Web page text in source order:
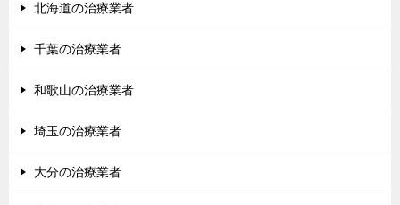
北海道の治療業者
千葉の治療業者
和歌山の治療業者
埼玉の治療業者
大分の治療業者